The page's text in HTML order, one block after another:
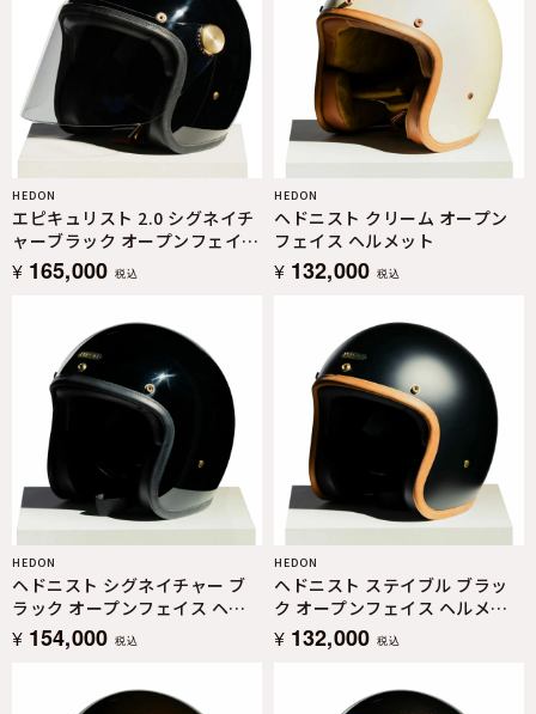
HEDON
エピキュリスト 2.0 シグネイチ
ャーブラック オープンフェイス
ヘルメット
¥ 165,000 税込
HEDON
ヘドニスト クリーム オープン
フェイス ヘルメット
¥ 132,000 税込
HEDON
ヘドニスト シグネイチャー ブ
ラック オープンフェイス ヘル
メット
¥ 154,000 税込
HEDON
ヘドニスト ステイブル ブラッ
ク オープンフェイス ヘルメッ
ト
¥ 132,000 税込